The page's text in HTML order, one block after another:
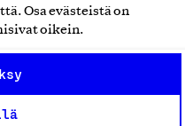
Osa evästeistä on
oikein.
puolueeton,
yhdistys.